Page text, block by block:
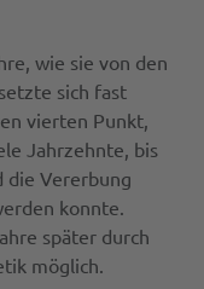
wie sie von den
sich fast
vierten Punkt,
Jahrzehnte, bis
die Vererbung
konnte.
später durch
möglich.